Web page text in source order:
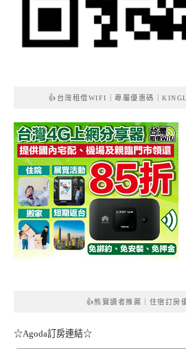
👍台灣租借WIFI｜專屬優惠碼｜
👍熊寶讀者推薦｜住宿訂房
☆Agoda訂房連結☆